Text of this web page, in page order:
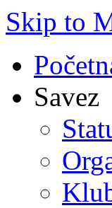
Skip to
Savez